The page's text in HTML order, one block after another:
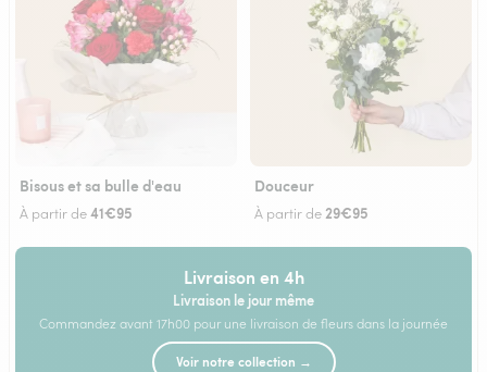
Bisous et sa bulle d'eau
À partir de41€95
Douceur
À partir de 29€95
Livraison en 4h
Livraison le jour même
Commandez avant 17h00 pour une livraison de fleurs dans la journée
Voir notre collection →